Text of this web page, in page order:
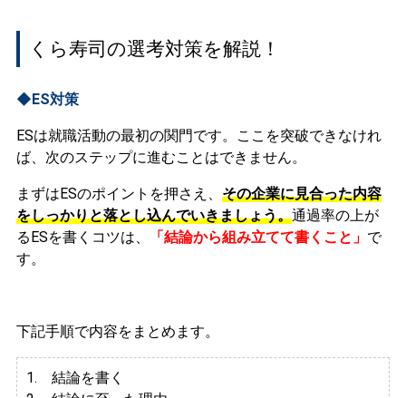
くら寿司の選考対策を解説！
◆ES対策
ESは就職活動の最初の関門です。ここを突破できなけれ
ば、次のステップに進むことはできません。
まずはESのポイントを押さえ、 その企業に見合った内容
をしっかりと落とし込んでいきましょう。通過率の上が
るESを書くコツは、
「結論から組み立てて書くこと」 で
す。
下記手順で内容をまとめます。
1. 結論を書く